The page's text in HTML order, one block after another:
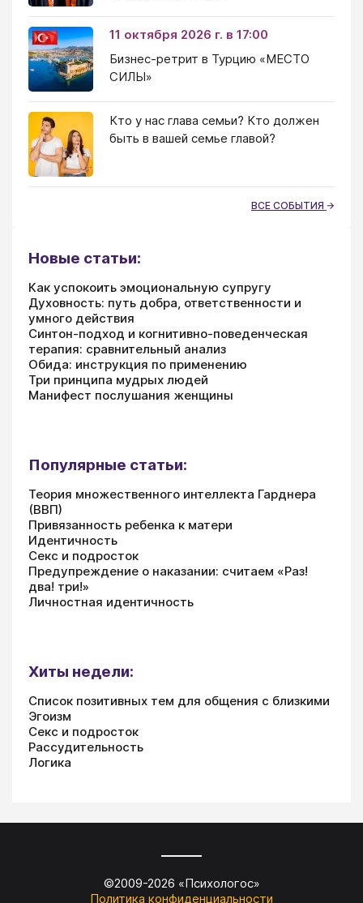
11 октября 2026 г. в 17:00
Бизнес-ретрит в Турцию «МЕСТО
СИЛЫ»
Кто у нас глава семьи? Кто должен
быть в вашей семье главой?
ВСЕ СОБЫТИЯ
Новые статьи:
Как успокоить эмоциональную супругу
Духовность: путь добра, ответственности и
умного действия
Синтон-подход и когнитивно-поведенческая
терапия: сравнительный анализ
Обида: инструкция по применению
Три принципа мудрых людей
Манифест послушания женщины
Популярные статьи:
Теория множественного интеллекта Гарднера
(ВВП)
Привязанность ребенка к матери
Идентичность
Секс и подросток
Предупреждение о наказании: считаем «Раз!
два! три!»
Личностная идентичность
Хиты недели:
Список позитивных тем для общения с близкими
Эгоизм
Секс и подросток
Рассудительность
Логика
©2009-2026 «Психологос»
Политика конфиденциальности